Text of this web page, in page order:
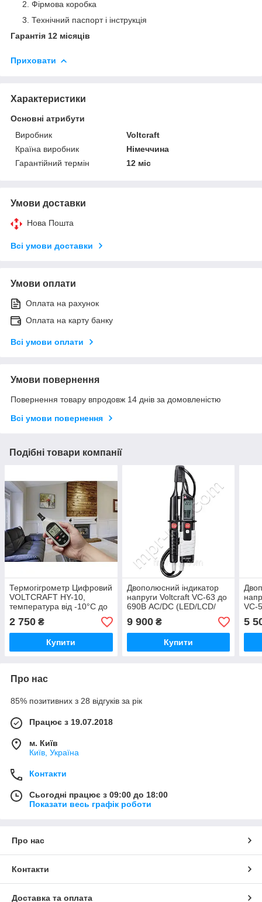
Фірмова коробка
Технічний паспорт і інструкція
Гарантія 12 місяців
Приховати
Характеристики
Основні атрибути
Виробник
Voltcraft
Країна виробник
Німеччина
Гарантійний термін
12 міс
Умови доставки
Нова Пошта
Всі умови доставки
Умови оплати
Оплата на рахунок
Оплата на карту банку
Всі умови оплати
Умови повернення
Повернення товару впродовж 14 днів за домовленістю
Всі умови повернення
Подібні товари компанії
Термогігрометр Цифровий
VOLTCRAFT HY-10,
температура від -10°C до
+60°C ±1 °C; вологість від
1% до 100% ±5%,
Німеччина
2 750 ₴
Купити
Двополюсний індикатор
напруги Voltcraft VC-63 до
690В AC/DC (LED/LCD/
зуммер), Німеччина
9 900₴
Купити
VC-
5
Про нас
85% позитивних з 28 відгуків за рік
Працює з 19.07.2018
м. Київ
Київ, Україна
Контакти
Сьогодні працює з 09:00 до 18:00
Показати весь графік роботи
Про нас
Контакти
Доставка та оплата